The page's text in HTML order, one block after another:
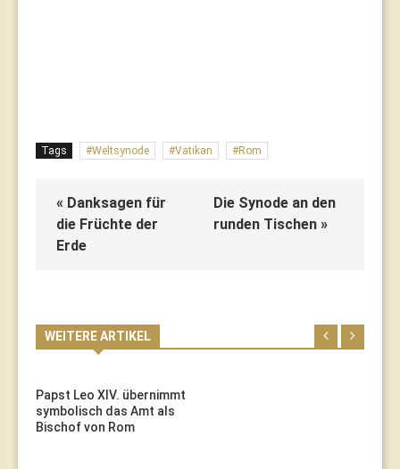
Tags Weltsynode Vatikan Rom
« Danksagen für
die Früchte der
Erde
Die Synode an den
runden Tischen »
WEITERE ARTIKEL
Papst Leo XIV. übernimmt
symbolisch das Amt als
Bischof von Rom